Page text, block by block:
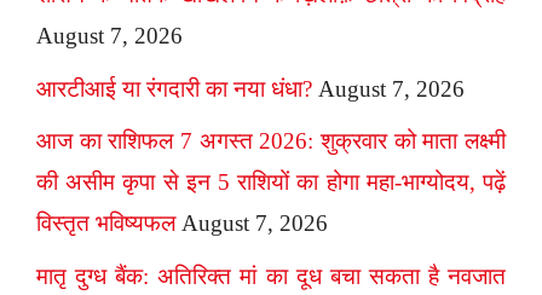
August 7, 2026
आरटीआई या रंगदारी का नया धंधा? August 7, 2026
आज का राशिफल 7 अगस्त 2026: शुक्रवार को माता लक्ष्मी
की असीम कृपा से इन 5 राशियों का होगा महा-भाग्योदय, पढ़ें
विस्तृत भविष्यफल August 7, 2026
मातृ दुग्ध बैंक: अतिरिक्त मां का दूध बचा सकता है नवजात